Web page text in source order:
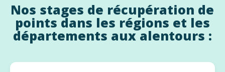
Nos stages de récupération de
points dans les régions et les
départements aux alentours :